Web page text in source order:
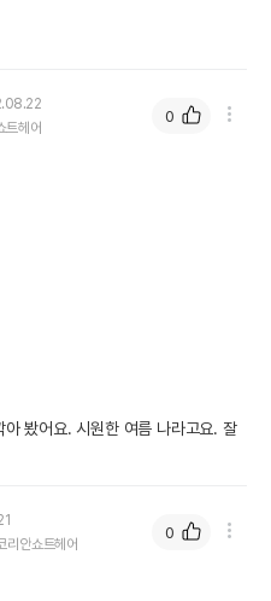
트헤어
봤어요. 시원한 여름 나라고요. 잘
0
리안쇼트헤어
0